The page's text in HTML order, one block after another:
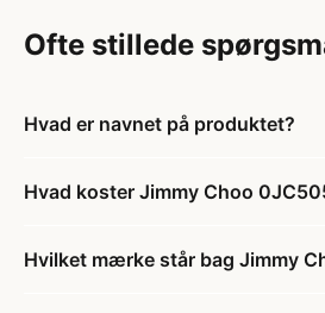
Ofte stillede
Hvad er navnet på produktet?
Hvad koster Jimmy Choo
Hvilket mærke står bag Jimmy